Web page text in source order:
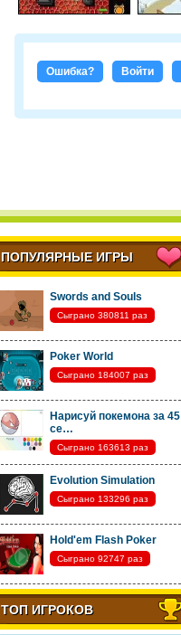
Ошибка? Войти
ПОПУЛЯРНЫЕ ИГРЫ
Swords and Souls
Сыграно 380811 раз
Poker World
Сыграно 184007 раз
Нарисуй покемона за 45
се…
Сыграно 163613 раз
Evolution Simulation
Сыграно 133296 раз
Hold'em Flash Poker
Сыграно 92747 раз
ТОП ИГРОКОВ